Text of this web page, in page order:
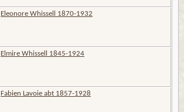
Eleonore Whissell 1870-1932
Elmire Whissell 1845-1924
Fabien Lavoie abt 1857-1928